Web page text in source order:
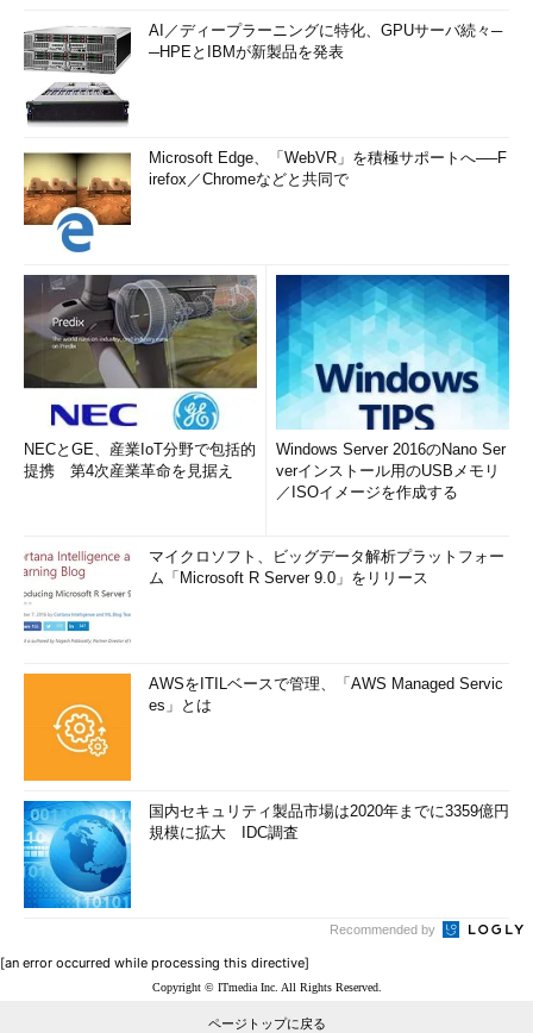
AI／ディープラーニングに特化、GPUサーバ続々─
─HPEとIBMが新製品を発表
Microsoft Edge、「WebVR」を積極サポートへ──F
irefox／Chromeなどと共同で
NECとGE、産業IoT分野で包括的
提携 第4次産業革命を見据え
Windows Server 2016のNano Ser
verインストール用のUSBメモリ
／ISOイメージを作成する
マイクロソフト、ビッグデータ解析プラットフォー
ム「Microsoft R Server 9.0」をリリース
AWSをITILベースで管理、「AWS Managed Servic
es」とは
国内セキュリティ製品市場は2020年までに3359億円
規模に拡大 IDC調査
Recommended by
[an error occurred while processing this directive]
Copyright © ITmedia Inc. All Rights Reserved.
ページトップに戻る